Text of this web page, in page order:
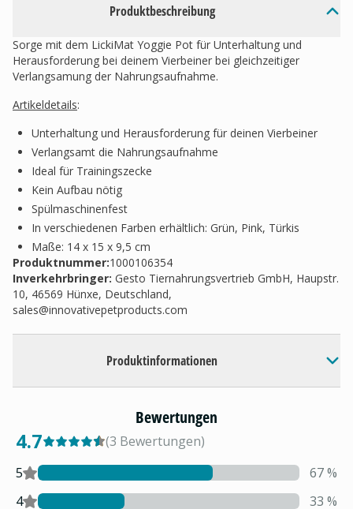
Produktbeschreibung
Sorge mit dem LickiMat Yoggie Pot für Unterhaltung und
Herausforderung bei deinem Vierbeiner bei gleichzeitiger
Verlangsamung der Nahrungsaufnahme.
Artikeldetails:
Unterhaltung und Herausforderung für deinen Vierbeiner
Verlangsamt die Nahrungsaufnahme
Ideal für Trainingszecke
Kein Aufbau nötig
Spülmaschinenfest
In verschiedenen Farben erhältlich: Grün, Pink, Türkis
Maße: 14 x 15 x 9,5 cm
Produktnummer:1000106354
Inverkehrbringer: Gesto Tiernahrungsvertrieb GmbH, Haupstr.
10, 46569 Hünxe, Deutschland,
sales@innovativepetproducts.com
Produktinformationen
Bewertungen
4.7 (3 Bewertungen)
5
67%
4
33 %